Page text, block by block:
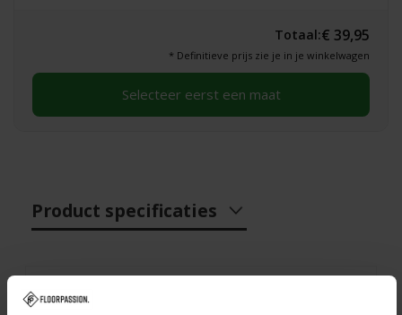
Totaal:€ 39,95
* Definitieve prijs zie je in je winkelwagen
Selecteer eerst een maat
Product specificaties
Specificaties